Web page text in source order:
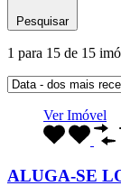
Pesquisar
1 para 15 de 15
Ver Imóvel
ALUGA-SE